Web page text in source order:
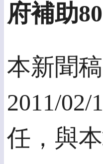
府補助
本新聞
2011/
任，與